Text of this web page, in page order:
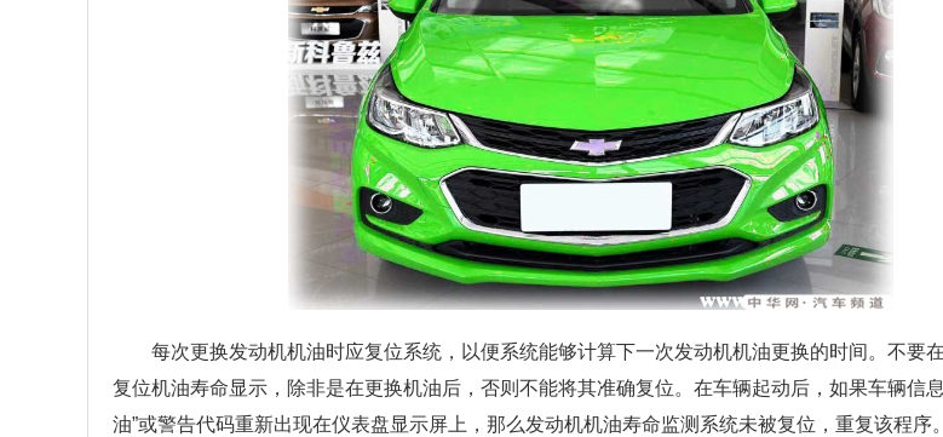
每次更换发动机机油时应复位系统，以便系统能够计算下一次发动机机油更换的时间。不要
复位机油寿命显示，除非是在更换机油后，否则不能将其准确复位。在车辆起动后，如果车辆信
油”或警告代码重新出现在仪表盘显示屏上，那么发动机机油寿命监测系统未被复位，重复该程序。